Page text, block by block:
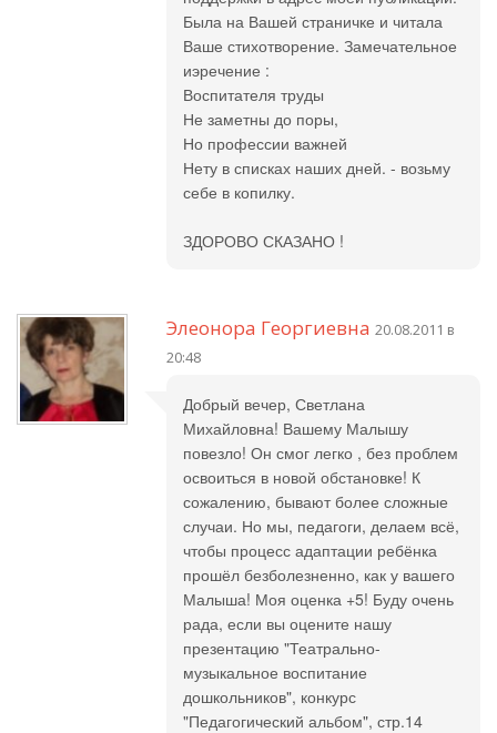
Была на Вашей страничке и читала
Ваше стихотворение. Замечательное
иэречение :
Воспитателя труды
Не заметны до поры,
Но профессии важней
Нету в списках наших дней. - возьму
себе в копилку.
ЗДОРОВО СКАЗАНО !
Элеонора Георгиевна 20.08.2011 в
20:48
Добрый вечер, Светлана
Михайловна! Вашему Малышу
повезло! Он смог легко , без проблем
освоиться в новой обстановке! К
сожалению, бывают более сложные
случаи. Но мы, педагоги, делаем всё,
чтобы процесс адаптации ребёнка
прошёл безболезненно, как у вашего
Малыша! Моя оценка +5! Буду очень
рада, если вы оцените нашу
презентацию "Театрально-
музыкальное воспитание
дошкольников", конкурс
"Педагогический альбом", стр.14